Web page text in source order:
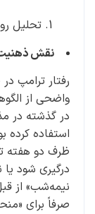
تحلیل رویکرد
نقش ذهنیت
واضحی از
در گذشته در
استفاده کرده
ظرف دو هفته
درگیری شود
نیمه‌شب» از
صرفاً برای